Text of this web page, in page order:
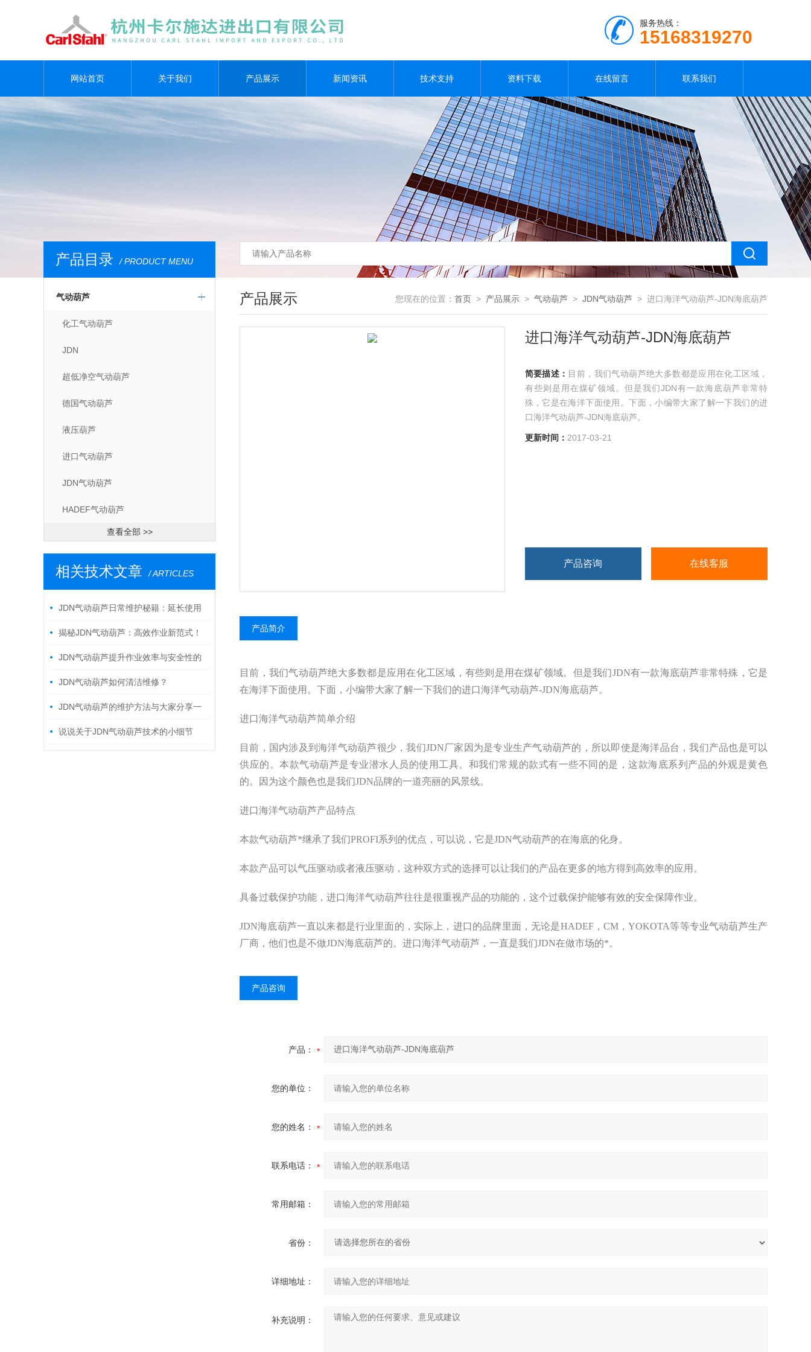
服务热线：
15168319270
网站首页 关于我们 产品展示 新闻资讯 技术支持 资料下载 在线留言 联系我们
产品目录 / PRODUCT MENU
气动葫芦
化工气动葫芦
JDN
超低净空气动葫芦
德国气动葫芦
液压葫芦
进口气动葫芦
JDN气动葫芦
HADEF气动葫芦
查看全部 >>
相关技术文章 / ARTICLES
JDN气动葫芦日常维护秘籍：延长使用
寿命，保障运行安全
揭秘JDN气动葫芦：高效作业新范式！
JDN气动葫芦提升作业效率与安全性的
重要工具
JDN气动葫芦如何清洁维修？
JDN气动葫芦的维护方法与大家分享一
下 说说关于JDN气动葫芦技术的小细节
产品展示 您现在的位置： 首页 > 产品展示 > 气动葫芦 > JDN气动葫芦 > 进口海洋气动葫芦-JDN海底葫芦
进口海洋气动葫芦-JDN海底葫芦
简要描述： 目前，我们气动葫芦绝大多数都是应用在化工区域，
有些则是用在煤矿领域。但是我们JDN有一款海底葫芦非常特
殊，它是在海洋下面使用。下面，小编带大家了解一下我们的进
口海洋气动葫芦-JDN海底葫芦。
更新时间： 2017-03-21
产品咨询 在线客服
产品简介
目前，我们气动葫芦绝大多数都是应用在化工区域，有些则是用在煤矿领域。但是我们JDN有一款海底葫芦非常特殊，它是
在海洋下面使用。下面，小编带大家了解一下我们的进口海洋气动葫芦-JDN海底葫芦。
进口海洋气动葫芦简单介绍
目前，国内涉及到海洋气动葫芦很少，我们JDN厂家因为是专业生产气动葫芦的，所以即使是海洋品台，我们产品也是可以
供应的。本款气动葫芦是专业潜水人员的使用工具。和我们常规的款式有一些不同的是，这款海底系列产品的外观是黄色
的。因为这个颜色也是我们JDN品牌的一道亮丽的风景线。
进口海洋气动葫芦产品特点
本款气动葫芦*继承了我们PROFI系列的优点，可以说，它是JDN气动葫芦的在海底的化身。
本款产品可以气压驱动或者液压驱动，这种双方式的选择可以让我们的产品在更多的地方得到高效率的应用。
具备过载保护功能，进口海洋气动葫芦往往是很重视产品的功能的，这个过载保护能够有效的安全保障作业。
JDN海底葫芦一直以来都是行业里面的，实际上，进口的品牌里面，无论是HADEF，CM，YOKOTA等等专业气动葫芦生产
厂商，他们也是不做JDN海底葫芦的。进口海洋气动葫芦，一直是我们JDN在做市场的*。
产品咨询
产品：
您的单位：
您的姓名：
联系电话：
常用邮箱：
省份：
详细地址：
补充说明：